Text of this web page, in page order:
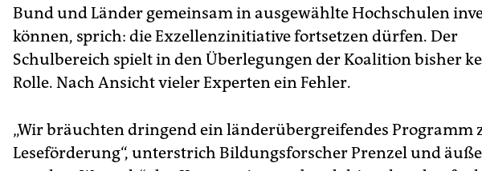
Bund und Länder gemeinsam in ausgewählte Hochschulen
können, sprich: die Exzellenzinitiative fortsetzen dürfen. Der
Schulbereich spielt in den Überlegungen der Koalition bisher
Rolle. Nach Ansicht vieler Experten ein Fehler.
„Wir bräuchten dringend ein länderübergreifendes Programm
Leseförderung“, unterstrich Bildungsforscher Prenzel und